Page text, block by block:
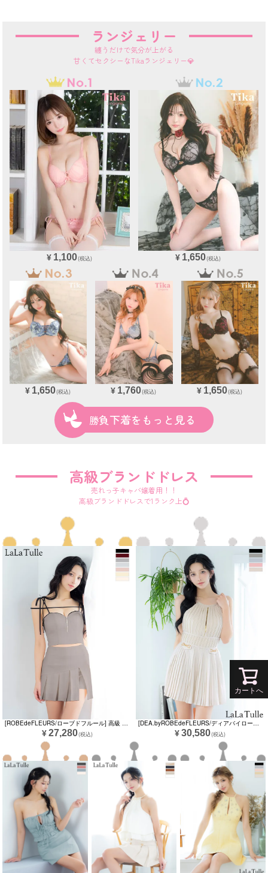
ランジェリー
纏うだけで気分が上がる
甘くてセクシーなTikaランジェリー💎
¥ 1,100(税込) ¥ 1,650(税込)
¥ 1,650(税込) ¥ 1,760(税込) ¥ 1,650(税込)
勝負下着をもっと見る
高級ブランドドレス
売れっ子キャバ嬢着用！！
高級ブランドドレスで1ランク上💍
¥27,280(税込) ¥ 30,580(税込)
カートへ